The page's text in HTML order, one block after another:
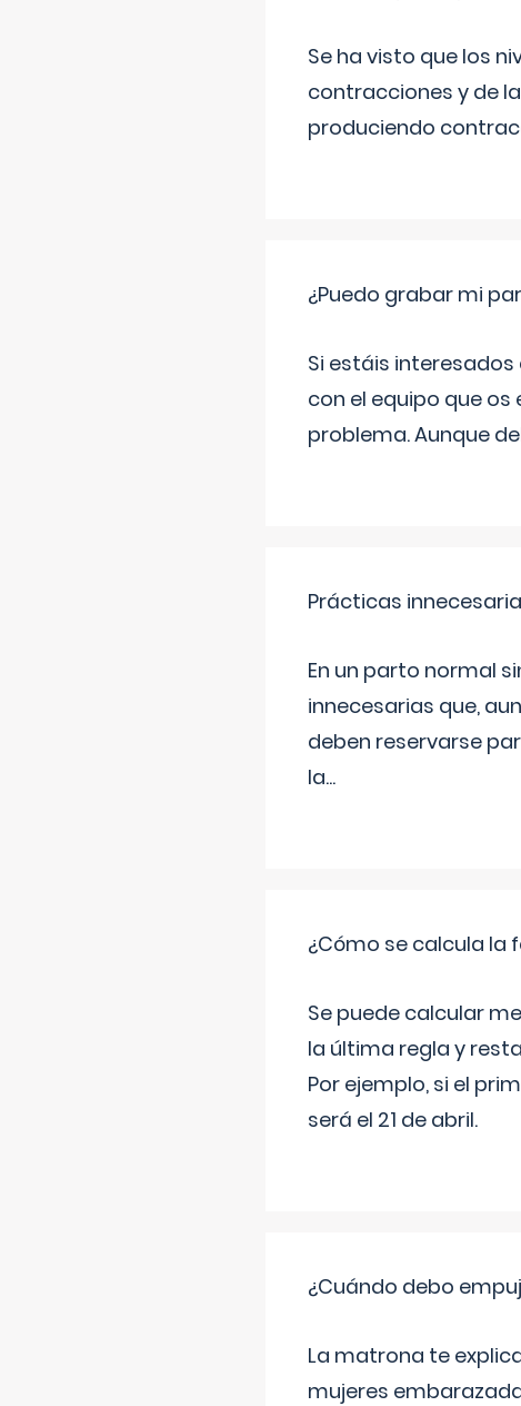
Se ha visto que los
contracciones y de
produciendo
¿Puedo grabar mi
Si estáis
con el equipo que
problema. Aunque
Prácticas
En un parto normal
innecesarias que,
deben reservarse
la...
¿Cómo se calcula la
Se puede calcular
la última regla y
Por ejemplo, si el
será el 21 de abril.
¿Cuándo debo
La matrona te
mujeres